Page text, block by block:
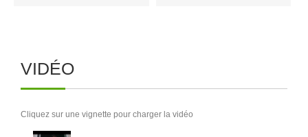
VIDÉO
Cliquez sur une vignette pour charger la vidéo